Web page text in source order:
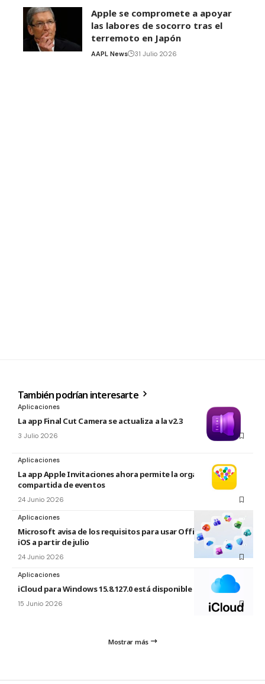
Apple se compromete a apoyar
las labores de socorro tras el
terremoto en Japón
AAPL News 31 Julio 2026
También podrían interesarte
Aplicaciones
La app Final Cut Camera se actualiza a la v2.3
3 Julio 2026
Aplicaciones
La app Apple Invitaciones ahora permite la organización
compartida de eventos
24 Junio 2026
Aplicaciones
Microsoft avisa de los requisitos para usar Office en macOS y
iOS a partir de julio
24 Junio 2026
Aplicaciones
iCloud para Windows 15.8.127.0 está disponible
15 Junio 2026
Mostrar más